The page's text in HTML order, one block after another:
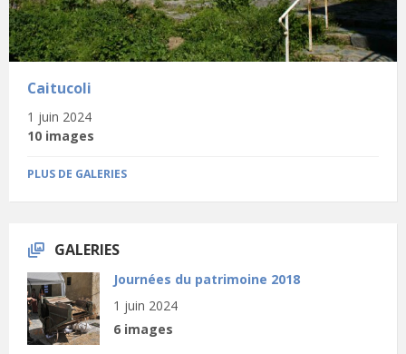
Caitucoli
1 juin 2024
10 images
PLUS DE GALERIES
GALERIES
Journées du patrimoine 2018
1 juin 2024
6 images